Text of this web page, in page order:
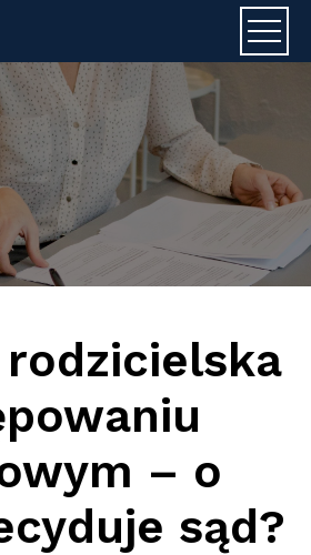
rodzicielska
– o
sąd?